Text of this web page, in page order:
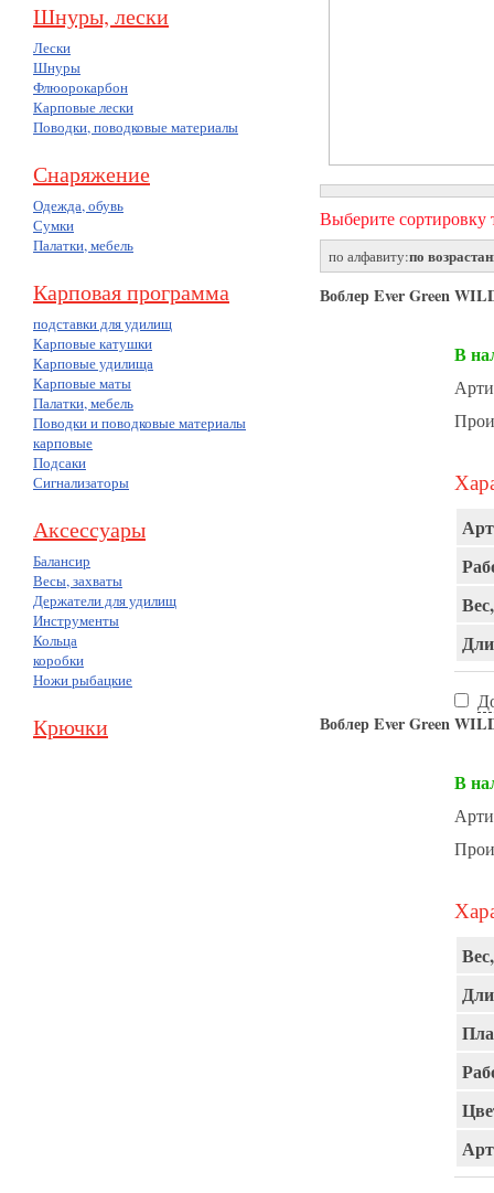
Шнуры, лески
Лески
Шнуры
Флюорокарбон
Карповые лески
Поводки, поводковые материалы
Снаряжение
Одежда, обувь
Сумки
Палатки, мебель
Карповая программа
подставки для удилищ
Карповые катушки
Карповые удилища
Карповые маты
Палатки, мебель
Поводки и поводковые материалы
карповые
Подсаки
Сигнализаторы
Аксессуары
Балансир
Весы, захваты
Держатели для удилищ
Инструменты
Кольца
коробки
Ножи рыбацкие
Крючки
Выберите сортировку
по алфавиту:по
Воблер Ever Green
В
Воблер Ever Green
В